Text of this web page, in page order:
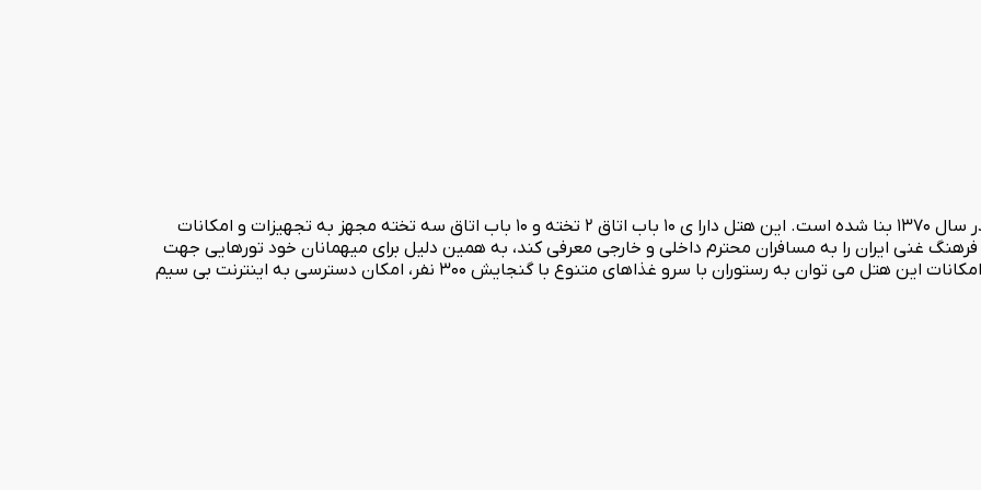
هتل سه ستاره جهانگردی دزفول در بلوار 15 خرداد جنب امام حسین در سال 1370 بنا شده است. این هتل دارا ی 10 باب اتاق 2 تخته و 10 باب اتاق سه تخته مجهز به تجهیزات و امکانات
غنی ایران را به مسافران محترم داخلی و خارجی معرفی کند، به همین دلیل برای میهمانان خود تورهایی جهت
آشنایی آنان با اماکن و آثار دیدنی دزفول در نظر گرفته است. از دیگر امکانات این هتل می توان به رستوران با سرو غذاهای متنوع با گنجایش 300 نفر، امکان دسترسی به اینترنت بی سیم